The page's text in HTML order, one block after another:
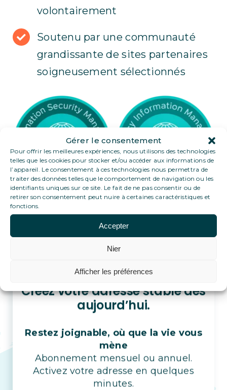
Gérer le consentement
Pour offrir les meilleures expériences, nous utilisons des technologies
telles que les cookies pour stocker et/ou accéder aux informations de
l’appareil. Le consentement à ces technologies nous permettra de
traiter des données telles que le comportement de navigation ou les
identifiants uniques sur ce site. Le fait de ne pas consentir ou de
retirer son consentement peut nuire à certaines caractéristiques et
fonctions.
Accepter
Nier
Afficher les préférences
volontairement
Soutenu par une communauté
grandissante de sites partenaires
soigneusement sélectionnés
Créez votre adresse stable dès
aujourd’hui.
Restez joignable, où que la vie vous
mène
Abonnement mensuel ou annuel.
Activez votre adresse en quelques
minutes.